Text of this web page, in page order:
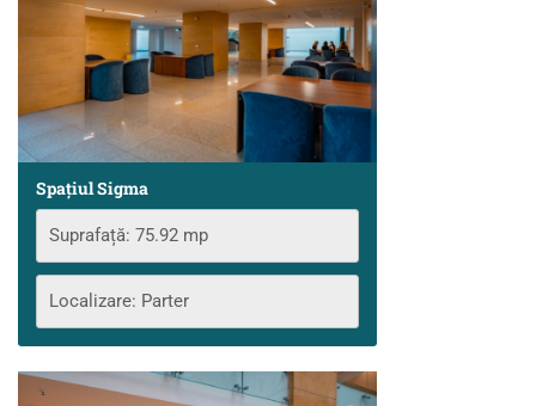
Spațiul Sigma
Suprafață: 75.92 mp
Localizare: Parter